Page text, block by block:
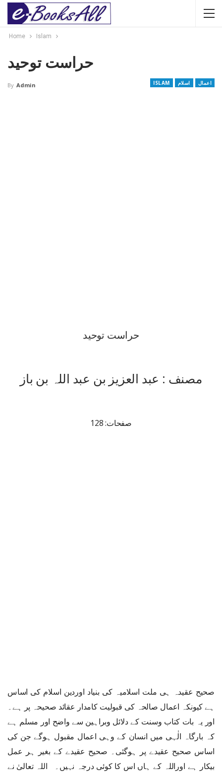
Home Islam
حراست توحید
ISLAM اسلام اعمال By Admin
حراست توحید
مصنف : عبد العزیز بن عبد اللہ بن باز
صفحات: 128
صحیح عقیدہ ہی ملت اسلامیہ کی بنیاد اوردین اسلام کی اساس
ہے کیونکہ اعمال صالحہ کی قبولیت کامدار عقائد صحیحہ پر ہے۔
اور یہ بات کتاب وسنت کے دلائل وبراہین سے واضح اور مسلم ہے
کہ بارگاہ الٰہی میں انسان کے وہی اعمال مقبول ہوگے جن کی
اساس صحیح عقیدے پر ہوگئی۔ صحیح عقیدے کے بغیر ہر عمل
بیکار ہے اوراللہ کے ہاں اس کا کوئی درجہ نہیں۔ اللہ تعالیٰ نے